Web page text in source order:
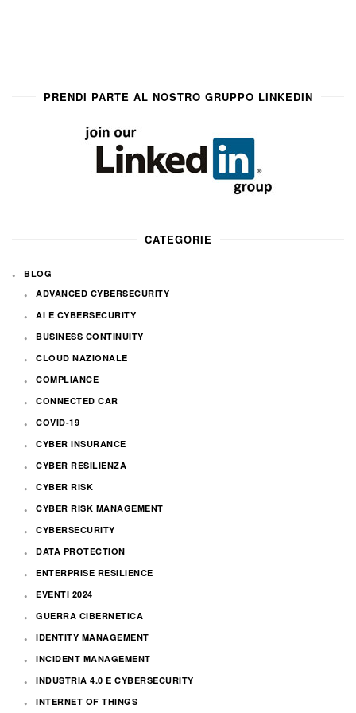
PRENDI PARTE AL NOSTRO GRUPPO LINKEDIN
CATEGORIE
BLOG
ADVANCED CYBERSECURITY
AI E CYBERSECURITY
BUSINESS CONTINUITY
CLOUD NAZIONALE
COMPLIANCE
CONNECTED CAR
COVID-19
CYBER INSURANCE
CYBER RESILIENZA
CYBER RISK
CYBER RISK MANAGEMENT
CYBERSECURITY
DATA PROTECTION
ENTERPRISE RESILIENCE
EVENTI 2024
GUERRA CIBERNETICA
IDENTITY MANAGEMENT
INCIDENT MANAGEMENT
INDUSTRIA 4.0 E CYBERSECURITY
INTERNET OF THINGS